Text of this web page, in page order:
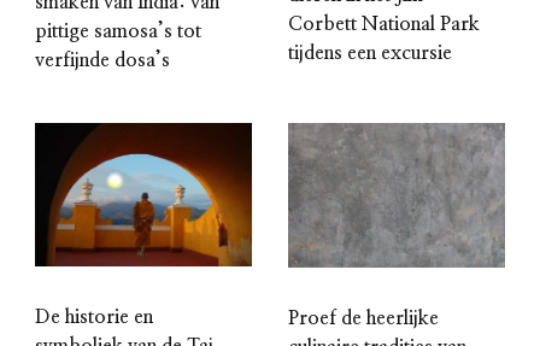
pittige samosa’s tot
verfijnde dosa’s
Corbett National Park
tijdens een excursie
De historie en
Proef de heerlijke